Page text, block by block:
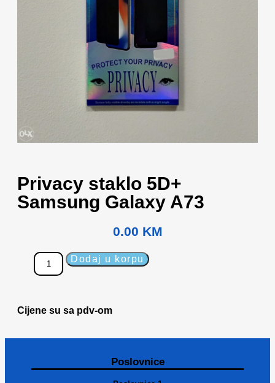
Privacy staklo 5D+
Samsung Galaxy A73
0.00 KM
Dodaj u korpu
Cijene su sa pdv-om
Poslovnice